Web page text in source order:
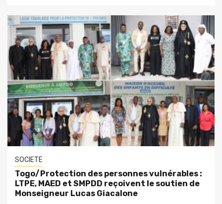
SOCIETE
Togo/Protection des personnes vulnérables :
LTPE, MAED et SMPDD reçoivent le soutien de
Monseigneur Lucas Giacalone